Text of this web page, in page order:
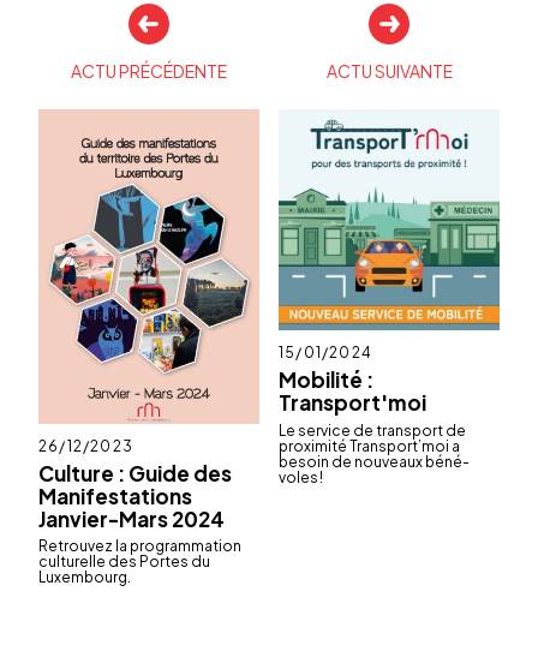
Autres
actualités
ACTU PRÉCÉDENTE
Culture : Guide des
Manifestations
Janvier-Mars 2024
Publié
26/12/2023
Retrou­vez la program­ma­tion
cultu­relle des Portes du
Luxem­bourg.
ACTU SUIVANTE
Mobilité :
Transport'moi
Publié
le
15/01/2024
Le service de trans­port de
proxi­mité Trans­port’­moi a
besoin de nouveaux béné­
voles !